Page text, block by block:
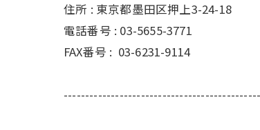
住所 : 東京都墨田区押上3-24-18
電話番号 : 03-5655-3771
FAX番号 : 03-6231-9114